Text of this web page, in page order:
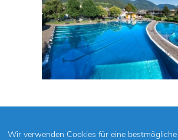
Wir verwenden Cookies für eine